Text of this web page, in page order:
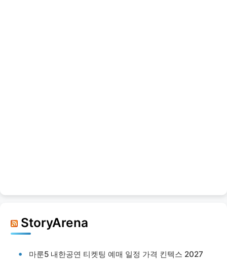
StoryArena
마룬5 내한공연 티켓팅 예매 일정 가격 킨텍스 2027